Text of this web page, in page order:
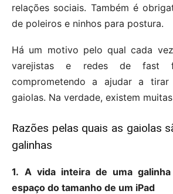
relações sociais. Também é
de poleiros e ninhos para postura.
Há um motivo pelo qual cada
varejistas e redes de fast
comprometendo a ajudar a
gaiolas. Na verdade, existem
Razões pelas quais as gaiolas
galinhas
1. A vida inteira de uma
espaço do tamanho de um iPad